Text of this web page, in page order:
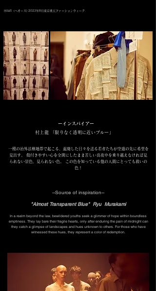
HEōS（へオース) 2023年8月東京楽天ファッションウィーク.
ーインスパイアー
村上龍 「限りなく透明に近いブルー」
一種の治外法権地帯で起こる、退廃した日々を送る若者たちが空虚の先に希望を
見出す。 傷付きやすい心を全開にしたまま苦しい真夜中を乗り越えなければ見
られない景色、見られない色。 この色を知っている他の人間にとっても救いの
色！
--Source of inspiration--
"Almost Transparent Blue" Ryu Murakami
In a realm beyond the law, bewildered youths seek a glimmer of hope within boundless
emptiness. They lay bare their fragile hearts, only after enduring the pain of midnight can
they catch a glimpse of landscapes and hues unknown to others. For those who have
witnessed these hues, they represent a color of redemption.